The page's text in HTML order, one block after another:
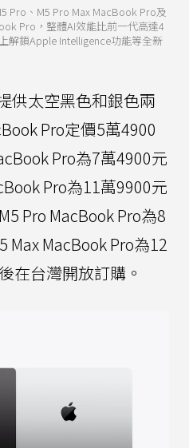
Pro、M5 Pro Max MacBook Pro及
Pro，整體AI效能比前一代高達4
解鎖Apple Intelligence功能等全新
供太空黑色和銀色兩
Pro定價5萬4900
Pro為7萬4900元
Pro為11萬9900元
Pro MacBook Pro為8
Max MacBook Pro為12
在台灣開放訂購。